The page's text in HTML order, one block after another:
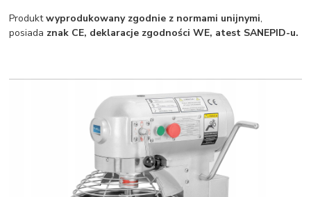
Produktwyprodukowany zgodnie z normami unijnymi,
posiada znak CE, deklaracje zgodności WE, atest SANEPID-u.